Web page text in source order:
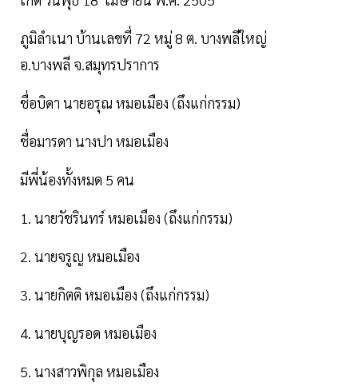
ภูมิลำเนา บ้านเลขที่ 72 หมู่ 8 ต. บางพลีใหญ่
อ.บางพลี จ.สมุทรปราการ
ชื่อบิดา นายอรุณ หมอเมือง (ถึงแก่กรรม)
ชื่อมารดา นางปา หมอเมือง
มีพี่น้องทั้งหมด 5 คน
1. นายวัชรินทร์ หมอเมือง (ถึงแก่กรรม)
2. นายจรูญ หมอเมือง
3. นายกิตติ หมอเมือง (ถึงแก่กรรม)
4. นายบุญรอด หมอเมือง
5. นางสาวพิกุล หมอเมือง